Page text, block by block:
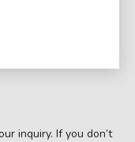
inquiry. If you don’t